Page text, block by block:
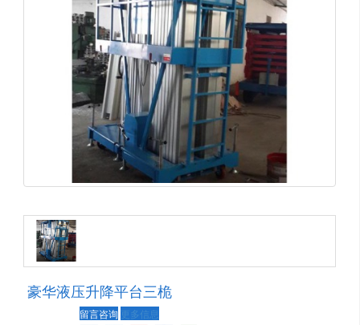
豪华液压升降平台三桅
留言咨询 更多信息